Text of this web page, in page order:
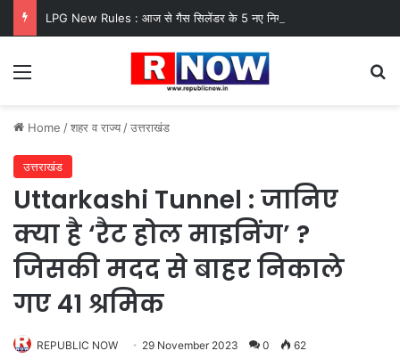
Menu
Home /शहर व राज्य /उत्तराखंड
उत्तराखंड
Uttarkashi Tunnel : जानिए
क्या है ‘रैट होल माइनिंग’ ?
जिसकी मदद से बाहर निकाले
गए 41 श्रमिक
REPUBLIC NOW 29 November 2023 0 62